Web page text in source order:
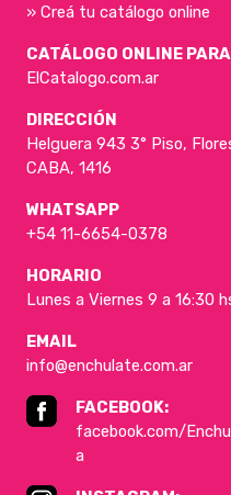
» Creá tu catálogo online
CATÁLOGO ONLINE
ElCatalogo.com.ar
DIRECCIÓN
Helguera 943 3° Piso,
CABA, 1416
WHATSAPP
+54 11-6654-0378
HORARIO
Lunes a Viernes 9 a 16:30
EMAIL
info@enchulate.com.ar
FACEBOOK:
facebook.com/
a